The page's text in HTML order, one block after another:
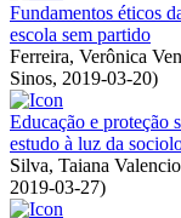
Fundamentos éticos
escola sem partido
Ferreira, Verônica
Sinos, 2019-03-20)
Educação e proteção
estudo à luz da
Silva, Taiana
2019-03-27)